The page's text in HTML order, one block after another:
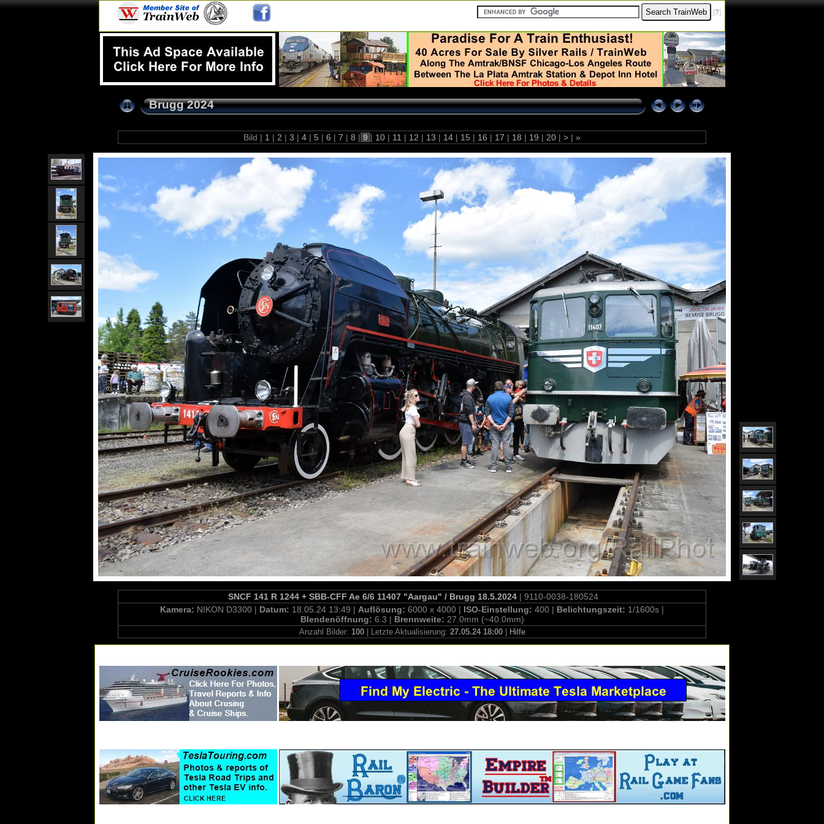
[?]
Brugg 2024
Bild | 1 | 2 | 3 | 4 | 5 | 6 | 7 | 8 | 9 | 10 | 11 | 12 | 13 | 14 | 15 | 16 | 17 | 18 | 19 | 20 | > | »
SNCF 141 R 1244 + SBB-CFF Ae 6/6 11407 "Aargau" / Brugg 18.5.2024 | 9110-0038-180524
Kamera: NIKON D3300 | Datum: 18.05.24 13:49 | Auflösung: 6000 x 4000 | ISO-Einstellung: 400 | Belichtungszeit: 1/1600s |
Blendenöffnung: 6.3 | Brennweite: 27.0mm (~40.0mm)
Anzahl Bilder: 100| Letzte Aktualisierung: 27.05.24 18:00| Hilfe